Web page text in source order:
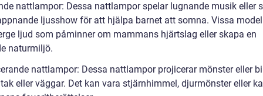
nattlampor: Dessa nattlampor spelar lugnande musik eller
ljusshow för att hjälpa barnet att somna. Vissa
ljud som påminner om mammans hjärtslag eller skapa en
naturmiljö.
nattlampor: Dessa nattlampor projicerar mönster eller
eller väggar. Det kan vara stjärnhimmel, djurmönster eller